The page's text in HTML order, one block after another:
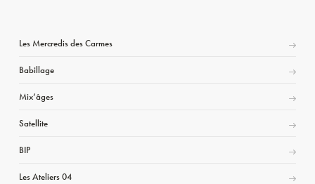
Les Mercredis des Carmes
Babillage
Mix’âges
Satellite
BIP
Les Ateliers 04